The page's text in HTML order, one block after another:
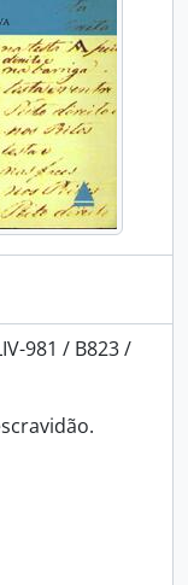
981 / B823 /